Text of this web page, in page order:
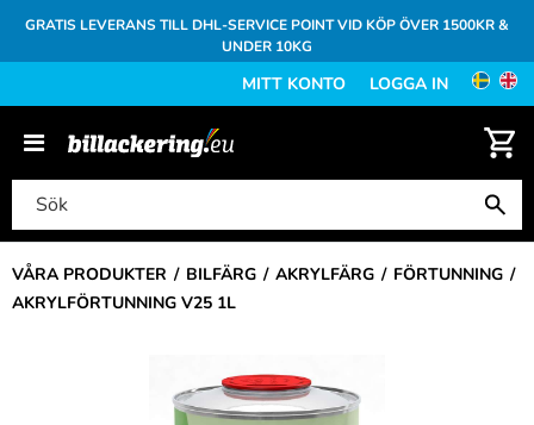
GRATIS LEVERANS TILL DHL-SERVICE POINT VID KÖP ÖVER 1500KR &
UNDER 10KG
MITT KONTO LOGGA IN
VÅRA PRODUKTER BILFÄRG AKRYLFÄRG
FÖRTUNNING
AKRYLFÖRTUNNING V25 1L